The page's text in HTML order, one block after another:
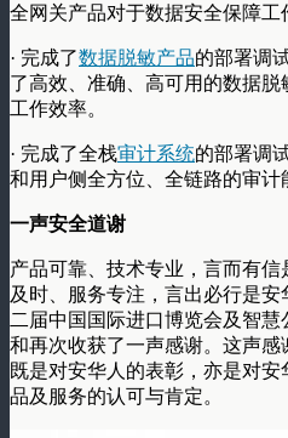
全网关产品对于数据安全保障工
· 完成了数据脱敏产品的部署调
了高效、准确、高可用的数据
工作效率。
· 完成了全栈审计系统的部署调
和用户侧全方位、全链路的审计
一声安全道谢
产品可靠、技术专业，言而有
及时、服务专注，言出必行是
二届中国国际进口博览会及智
和再次收获了一声感谢。这声
既是对安华人的表彰，亦是对
品及服务的认可与肯定。